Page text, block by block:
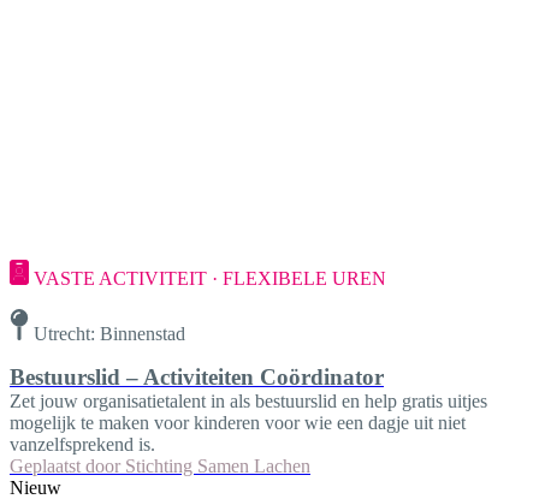
VASTE ACTIVITEIT · FLEXIBELE UREN
Utrecht: Binnenstad
Bestuurslid – Activiteiten Coördinator
Zet jouw organisatietalent in als bestuurslid en help gratis uitjes
mogelijk te maken voor kinderen voor wie een dagje uit niet
vanzelfsprekend is.
Geplaatst door Stichting Samen Lachen
Nieuw